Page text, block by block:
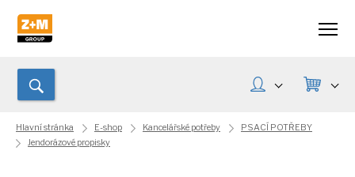
Hlavní stránka E-shop Kancelářské potřeby
PSACÍ POTŘEBY
Jendorázové propisky